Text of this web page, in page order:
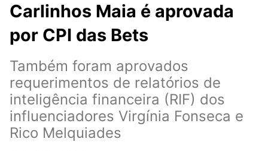
Carlinhos Maia é aprovada
por CPI das Bets
Também foram aprovados
requerimentos de relatórios de
inteligência financeira (RIF) dos
influenciadores Virgínia Fonseca e
Rico Melquiades